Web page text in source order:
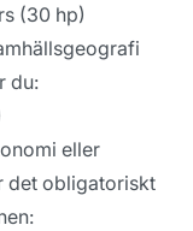
(30 hp)
du:
eller
det obligatoriskt